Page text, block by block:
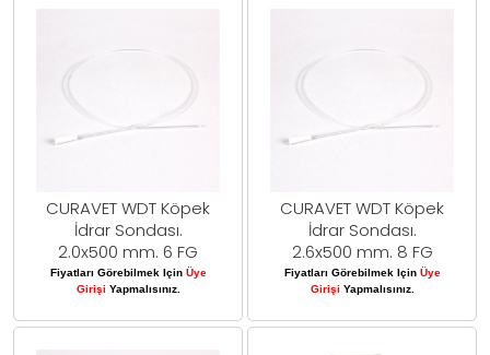
CURAVET WDT Köpek
İdrar Sondası.
2.0x500 mm. 6 FG
Fiyatları Görebilmek Için Üye
Girişi Yapmalısınız.
CURAVET WDT Köpek
İdrar Sondası.
2.6x500 mm. 8 FG
Fiyatları Görebilmek Için Üye
Girişi Yapmalısınız.